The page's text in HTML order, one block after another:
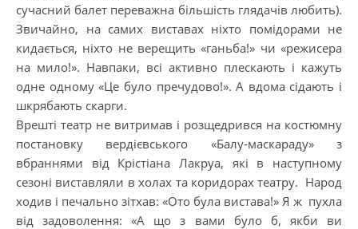
сучасний балет переважна більшість глядачів любить).
Звичайно, на самих виставах ніхто помідорами не
кидається, ніхто не верещить «ганьба!» чи «режисера
на мило!». Навпаки, всі активно плескають і кажуть
одне одному «Це було пречудово!». А вдома сідають і
шкрябають скарги.
Врешті театр не витримав і розщедрився на костюмну
постановку вердієвського «Балу-маскараду» з
вбраннями від Крістіана Лакруа, які в наступному
сезоні виставляли в холах та коридорах театру. Народ
ходив і печально зітхав: «Ото була вистава!» Я ж пухла
від задоволення: «А що з вами було б, якби ви